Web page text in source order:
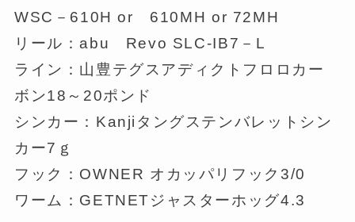
WSC－610H or 610MH or 72MH
リール：abu Revo SLC-IB7－L
ライン：山豊テグスアディクトフロロカー
ボン18～20ポンド
シンカー：Kanjiタングステンバレットシン
カー7ｇ
フック：OWNER オカッパリフック3/0
ワーム：GETNETジャスターホッグ4.3